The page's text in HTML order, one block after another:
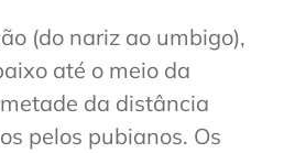
(do nariz ao umbigo),
até o meio da
da distância
pelos pubianos. Os